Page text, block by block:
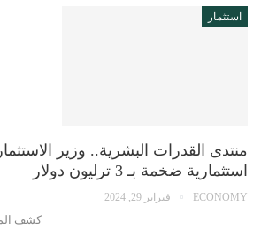
استثمار
منتدى القدرات البشرية.. وزير
استثمارية ضخمة بـ 3 ترليون دولار
ECONOMY فبراير 29, 2024
كشف